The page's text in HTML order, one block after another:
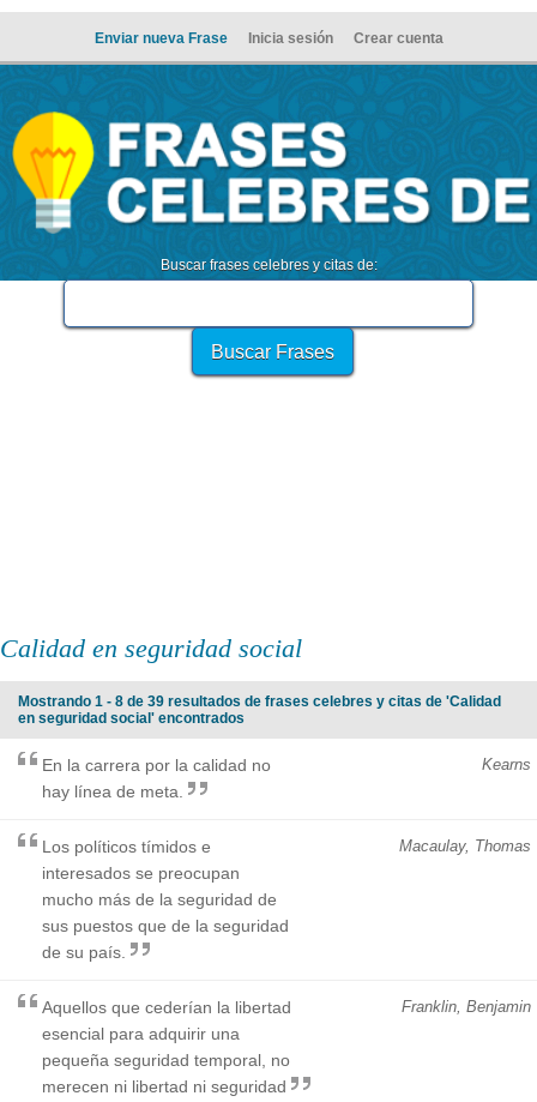
Enviar nueva Frase Inicia sesión Crear cuenta
Buscar frases celebres y citas de:
Calidad en seguridad social
Mostrando 1 - 8 de 39 resultados de frases celebres y citas de 'Calidad
en seguridad social' encontrados
Kearns
En la carrera por la calidad no
hay línea de meta.
Macaulay, Thomas
Los políticos tímidos e
interesados se preocupan
mucho más de la seguridad de
sus puestos que de la seguridad
de su país.
Franklin, Benjamin
Aquellos que cederían la libertad
esencial para adquirir una
pequeña seguridad temporal, no
merecen ni libertad ni seguridad